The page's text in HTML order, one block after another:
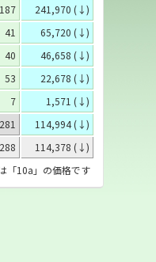
187
241,970 (↓)
41
65,720 (↓)
40
46,658 (↓)
53
22,678 (↓)
7
1,571 (↓)
114,994 (↓)
114,378 (↓)
「10a」の価格です